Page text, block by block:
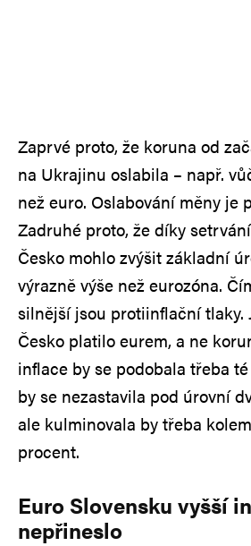
Zaprvé proto, že koruna od
na Ukrajinu oslabila – např.
než euro. Oslabování měny je
Zadruhé proto, že díky
Česko mohlo zvýšit základní
výrazně výše než eurozóna.
silnější jsou protiinflační tlaky.
Česko platilo eurem, a ne
inflace by se podobala třeba
by se nezastavila pod úrovní
ale kulminovala by třeba
procent.
Euro Slovensku vyšší
nepřineslo